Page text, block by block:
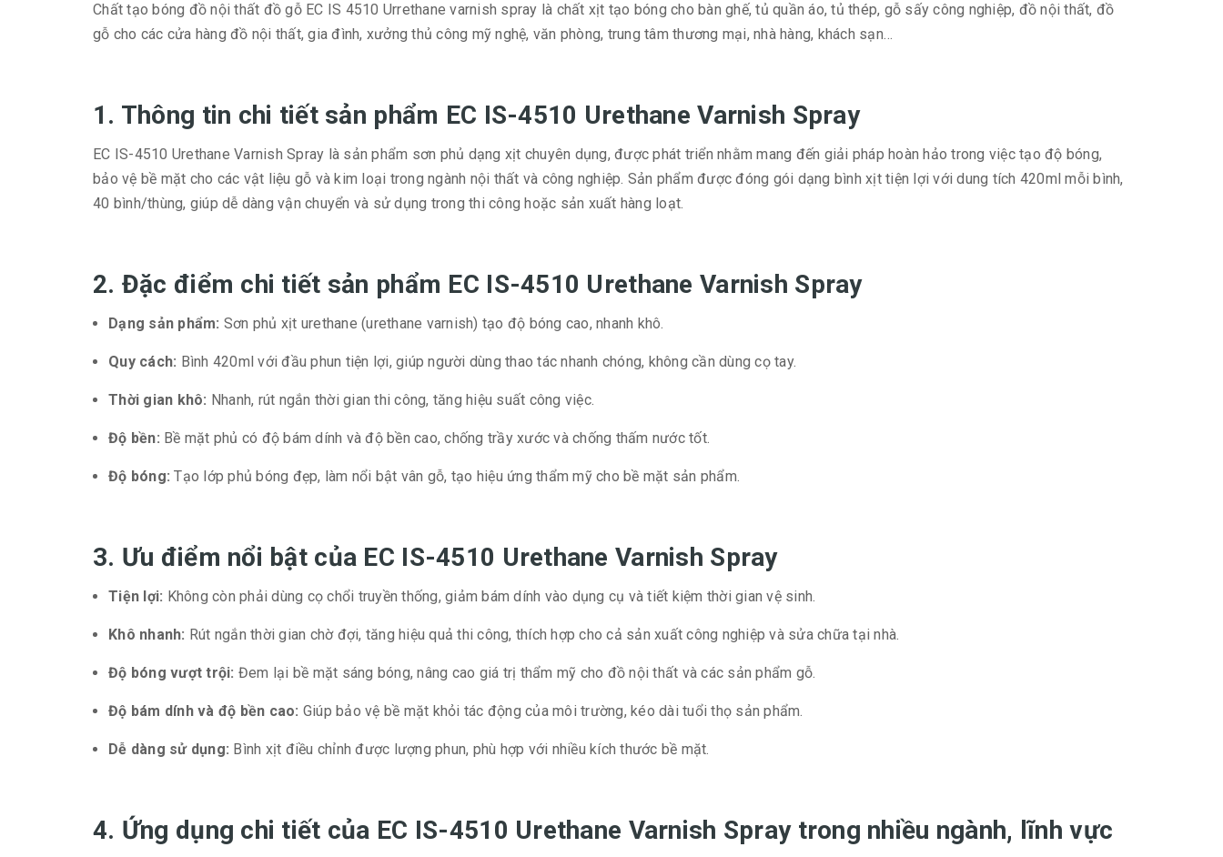
Chất tạo bóng đồ nội thất đồ gỗ EC IS 4510 Urrethane varnish spray là chất xịt tạo bóng cho bàn ghế, tủ quần áo, tủ thép, gỗ sấy công nghiệp, đồ nội thất, đồ
gỗ cho các cửa hàng đồ nội thất, gia đình, xưởng thủ công mỹ nghệ, văn phòng, trung tâm thương mại, nhà hàng, khách sạn…
1. Thông tin chi tiết sản phẩm EC IS-4510 Urethane Varnish Spray
EC IS-4510 Urethane Varnish Spray là sản phẩm sơn phủ dạng xịt chuyên dụng, được phát triển nhằm mang đến giải pháp hoàn hảo trong việc tạo độ bóng,
bảo vệ bề mặt cho các vật liệu gỗ và kim loại trong ngành nội thất và công nghiệp. Sản phẩm được đóng gói dạng bình xịt tiện lợi với dung tích 420ml mỗi bình,
40 bình/thùng, giúp dễ dàng vận chuyển và sử dụng trong thi công hoặc sản xuất hàng loạt.
2. Đặc điểm chi tiết sản phẩm EC IS-4510 Urethane Varnish Spray
Dạng sản phẩm: Sơn phủ xịt urethane (urethane varnish) tạo độ bóng cao, nhanh khô.
Quy cách: Bình 420ml với đầu phun tiện lợi, giúp người dùng thao tác nhanh chóng, không cần dùng cọ tay.
Thời gian khô: Nhanh, rút ngắn thời gian thi công, tăng hiệu suất công việc.
Độ bền: Bề mặt phủ có độ bám dính và độ bền cao, chống trầy xước và chống thấm nước tốt.
Độ bóng: Tạo lớp phủ bóng đẹp, làm nổi bật vân gỗ, tạo hiệu ứng thẩm mỹ cho bề mặt sản phẩm.
3. Ưu điểm nổi bật của EC IS-4510 Urethane Varnish Spray
Tiện lợi: Không còn phải dùng cọ chổi truyền thống, giảm bám dính vào dụng cụ và tiết kiệm thời gian vệ sinh.
Khô nhanh: Rút ngắn thời gian chờ đợi, tăng hiệu quả thi công, thích hợp cho cả sản xuất công nghiệp và sửa chữa tại nhà.
Độ bóng vượt trội: Đem lại bề mặt sáng bóng, nâng cao giá trị thẩm mỹ cho đồ nội thất và các sản phẩm gỗ.
Độ bám dính và độ bền cao: Giúp bảo vệ bề mặt khỏi tác động của môi trường, kéo dài tuổi thọ sản phẩm.
Dễ dàng sử dụng: Bình xịt điều chỉnh được lượng phun, phù hợp với nhiều kích thước bề mặt.
4. Ứng dụng chi tiết của EC IS-4510 Urethane Varnish Spray trong nhiều ngành, lĩnh vực